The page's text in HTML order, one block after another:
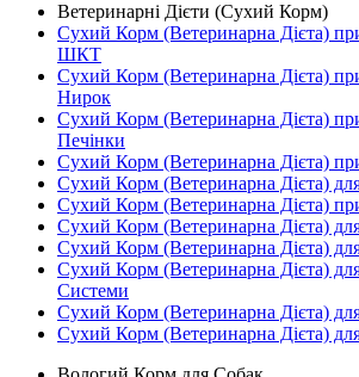
Ветеринарні Дієти (Сухий Корм)
Сухий Корм (Ветеринарна Дієта)
ШКТ
Сухий Корм (Ветеринарна Дієта)
Нирок
Сухий Корм (Ветеринарна Дієта)
Печінки
Сухий Корм (Ветеринарна Дієта)
Сухий Корм (Ветеринарна Дієта)
Сухий Корм (Ветеринарна Дієта)
Сухий Корм (Ветеринарна Дієта)
Сухий Корм (Ветеринарна Дієта)
Сухий Корм (Ветеринарна Дієта)
Системи
Сухий Корм (Ветеринарна Дієта)
Сухий Корм (Ветеринарна Дієта)